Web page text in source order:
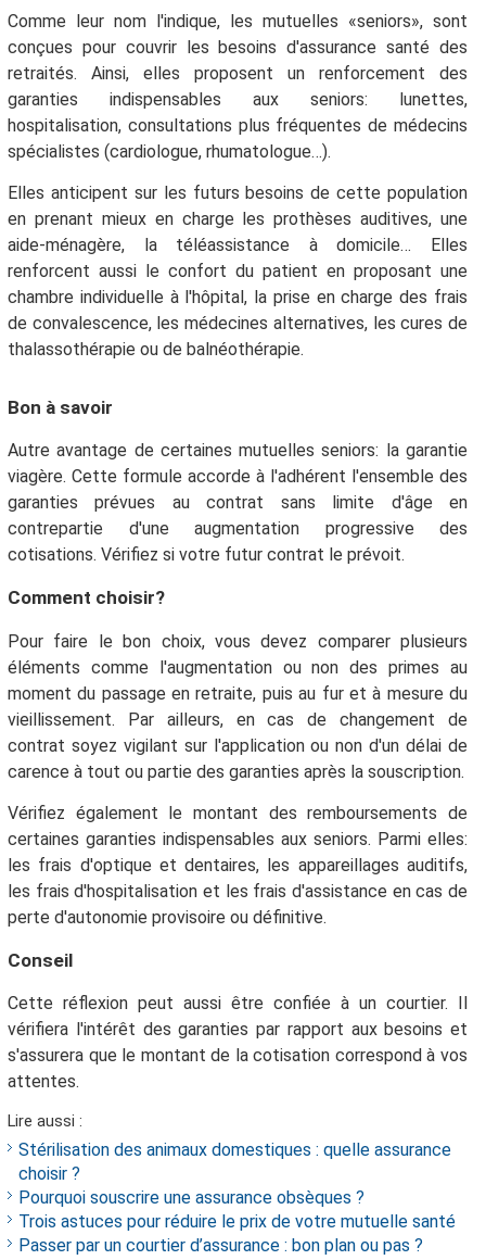
Comme leur nom l'indique, les mutuelles «seniors», sont
conçues pour couvrir les besoins d'assurance santé des
retraités. Ainsi, elles proposent un renforcement des
garanties indispensables aux seniors: lunettes,
hospitalisation, consultations plus fréquentes de médecins
spécialistes (cardiologue, rhumatologue…).
Elles anticipent sur les futurs besoins de cette population
en prenant mieux en charge les prothèses auditives, une
aide-ménagère, la téléassistance à domicile… Elles
renforcent aussi le confort du patient en proposant une
chambre individuelle à l'hôpital, la prise en charge des frais
de convalescence, les médecines alternatives, les cures de
thalassothérapie ou de balnéothérapie.
Bon à savoir
Autre avantage de certaines mutuelles seniors: la garantie
viagère. Cette formule accorde à l'adhérent l'ensemble des
garanties prévues au contrat sans limite d'âge en
contrepartie d'une augmentation progressive des
cotisations. Vérifiez si votre futur contrat le prévoit.
Comment choisir?
Pour faire le bon choix, vous devez comparer plusieurs
éléments comme l'augmentation ou non des primes au
moment du passage en retraite, puis au fur et à mesure du
vieillissement. Par ailleurs, en cas de changement de
contrat soyez vigilant sur l'application ou non d'un délai de
carence à tout ou partie des garanties après la souscription.
Vérifiez également le montant des remboursements de
certaines garanties indispensables aux seniors. Parmi elles:
les frais d'optique et dentaires, les appareillages auditifs,
les frais d'hospitalisation et les frais d'assistance en cas de
perte d'autonomie provisoire ou définitive.
Conseil
Cette réflexion peut aussi être confiée à un courtier. Il
vérifiera l'intérêt des garanties par rapport aux besoins et
s'assurera que le montant de la cotisation correspond à vos
attentes.
Lire aussi :
Stérilisation des animaux domestiques : quelle assurance
choisir ?
Pourquoi souscrire une assurance obsèques ?
Trois astuces pour réduire le prix de votre mutuelle santé
Passer par un courtier d’assurance : bon plan ou pas ?